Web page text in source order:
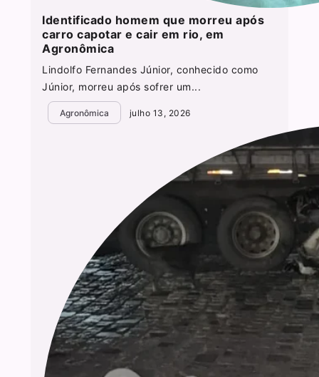
Identificado homem que morreu após
carro capotar e cair em rio, em
Agronômica
Lindolfo Fernandes Júnior, conhecido como
Júnior, morreu após sofrer um...
Agronômica julho 13, 2026